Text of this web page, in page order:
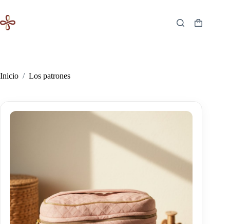
contenido
Carro
Inicio / Los patrones